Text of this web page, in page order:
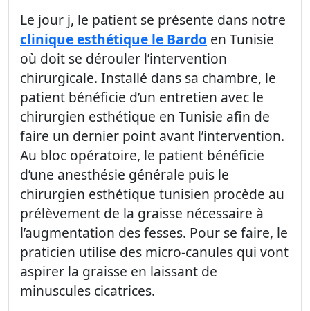
Le jour j, le patient se présente dans notre
clinique esthétique le Bardo en Tunisie
où doit se dérouler l’intervention
chirurgicale. Installé dans sa chambre, le
patient bénéficie d’un entretien avec le
chirurgien esthétique en Tunisie afin de
faire un dernier point avant l’intervention.
Au bloc opératoire, le patient bénéficie
d’une anesthésie générale puis le
chirurgien esthétique tunisien procède au
prélèvement de la graisse nécessaire à
l’augmentation des fesses. Pour se faire, le
praticien utilise des micro-canules qui vont
aspirer la graisse en laissant de
minuscules cicatrices.